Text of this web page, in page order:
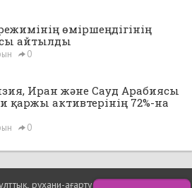
өміршеңдігінің
айтылды
0
Иран және Сауд Арабиясы
қаржы активтерінің 72%-на
0
рухани-ағарту порталы